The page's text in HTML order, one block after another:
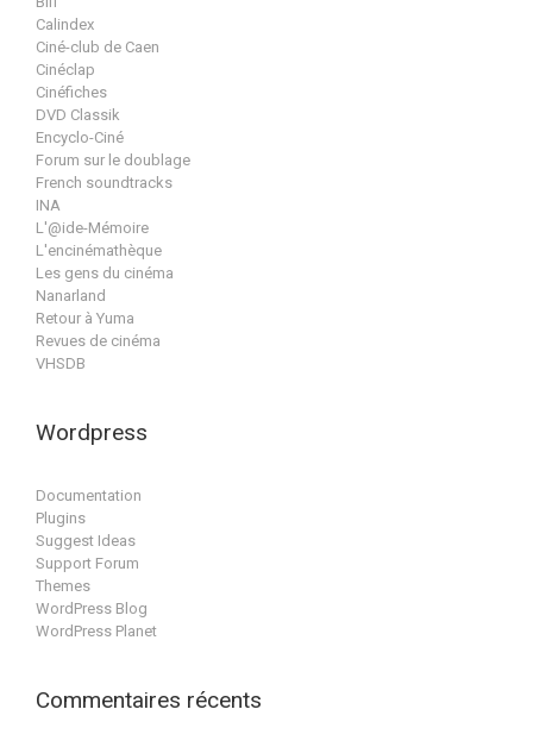
Calindex
Ciné-club de Caen
Cinéclap
Cinéfiches
DVD Classik
Encyclo-Ciné
Forum sur le doublage
French soundtracks
INA
L'@ide-Mémoire
L'encinémathèque
Les gens du cinéma
Nanarland
Retour à Yuma
Revues de cinéma
VHSDB
Wordpress
Documentation
Plugins
Suggest Ideas
Support Forum
Themes
WordPress Blog
WordPress Planet
Commentaires récents